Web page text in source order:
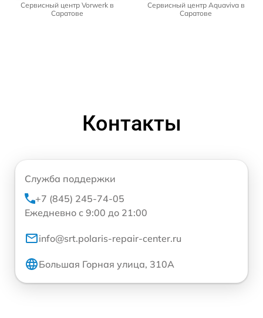
Сервисный центр Vorwerk в
Саратове
Сервисный центр Aquaviva в
Саратове
Контакты
Служба поддержки
+7 (845) 245-74-05
Ежедневно с 9:00 до 21:00
info@srt.polaris-repair-center.ru
Большая Горная улица, 310А